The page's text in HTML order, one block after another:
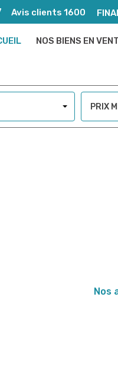
Avis clients 1600
NOS BIENS EN
PRIX
Nos